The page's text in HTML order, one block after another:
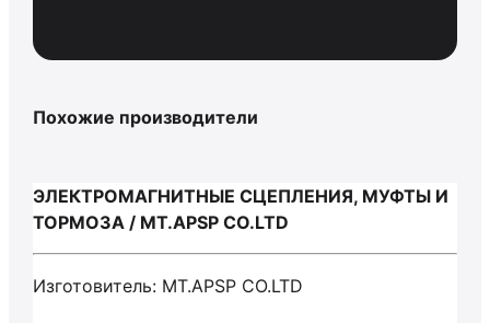
Похожие производители
ЭЛЕКТРОМАГНИТНЫЕ СЦЕПЛЕНИЯ, МУФТЫ И
ТОРМОЗА / MT.APSP CO.LTD
Изготовитель: MT.APSP CO.LTD